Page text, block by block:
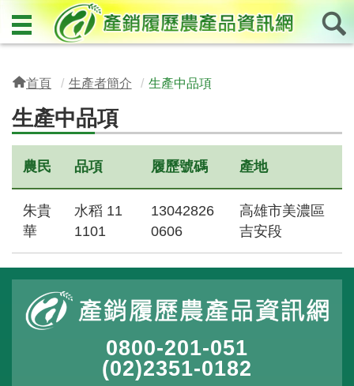
首頁 生產者簡介 生產中品項
生產中品項
農民 品項 履歷號碼 產地
朱貴
華
水稻 11
1101
13042826
0606
高雄市美濃區
吉安段
0800-201-051
(02)2351-0182